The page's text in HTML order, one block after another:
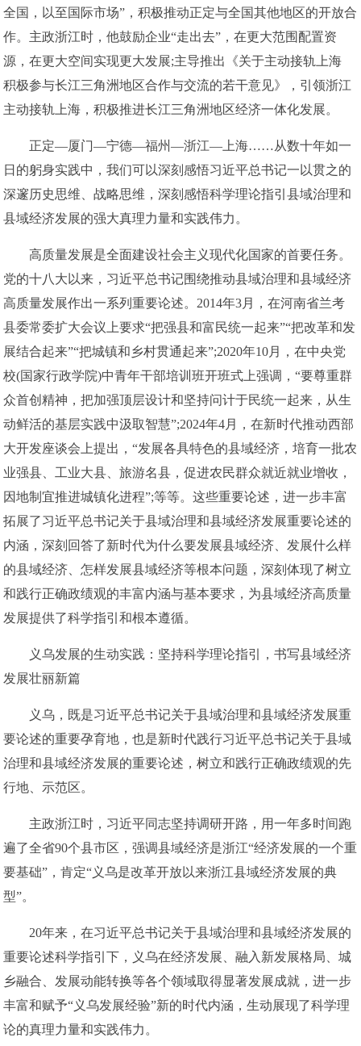
全国，以至国际市场”，积极推动正定与全国其他地区的开放合
作。主政浙江时，他鼓励企业“走出去”，在更大范围配置资
源，在更大空间实现更大发展;主导推出《关于主动接轨上海
积极参与长江三角洲地区合作与交流的若干意见》，引领浙江
主动接轨上海，积极推进长江三角洲地区经济一体化发展。
正定—厦门—宁德—福州—浙江—上海……从数十年如一
日的躬身实践中，我们可以深刻感悟习近平总书记一以贯之的
深邃历史思维、战略思维，深刻感悟科学理论指引县域治理和
县域经济发展的强大真理力量和实践伟力。
高质量发展是全面建设社会主义现代化国家的首要任务。
党的十八大以来，习近平总书记围绕推动县域治理和县域经济
高质量发展作出一系列重要论述。2014年3月，在河南省兰考
县委常委扩大会议上要求“把强县和富民统一起来”“把改革和发
展结合起来”“把城镇和乡村贯通起来”;2020年10月，在中央党
校(国家行政学院)中青年干部培训班开班式上强调，“要尊重群
众首创精神，把加强顶层设计和坚持问计于民统一起来，从生
动鲜活的基层实践中汲取智慧”;2024年4月，在新时代推动西部
大开发座谈会上提出，“发展各具特色的县域经济，培育一批农
业强县、工业大县、旅游名县，促进农民群众就近就业增收，
因地制宜推进城镇化进程”;等等。这些重要论述，进一步丰富
拓展了习近平总书记关于县域治理和县域经济发展重要论述的
内涵，深刻回答了新时代为什么要发展县域经济、发展什么样
的县域经济、怎样发展县域经济等根本问题，深刻体现了树立
和践行正确政绩观的丰富内涵与基本要求，为县域经济高质量
发展提供了科学指引和根本遵循。
义乌发展的生动实践：坚持科学理论指引，书写县域经济
发展壮丽新篇
义乌，既是习近平总书记关于县域治理和县域经济发展重
要论述的重要孕育地，也是新时代践行习近平总书记关于县域
治理和县域经济发展的重要论述，树立和践行正确政绩观的先
行地、示范区。
主政浙江时，习近平同志坚持调研开路，用一年多时间跑
遍了全省90个县市区，强调县域经济是浙江“经济发展的一个重
要基础”，肯定“义乌是改革开放以来浙江县域经济发展的典
型”。
20年来，在习近平总书记关于县域治理和县域经济发展的
重要论述科学指引下，义乌在经济发展、融入新发展格局、城
乡融合、发展动能转换等各个领域取得显著发展成就，进一步
丰富和赋予“义乌发展经验”新的时代内涵，生动展现了科学理
论的真理力量和实践伟力。